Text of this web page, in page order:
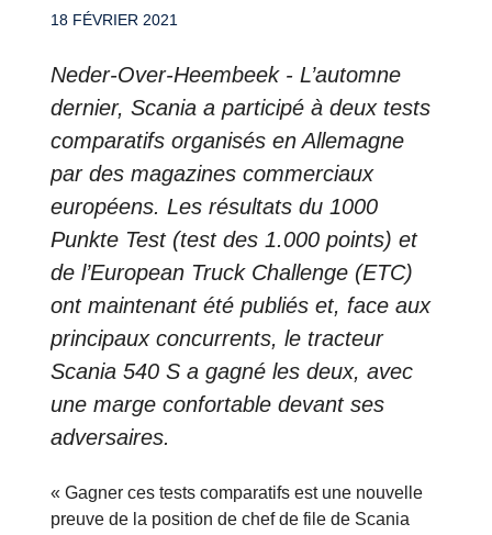
18 FÉVRIER 2021
Neder-Over-Heembeek - L’automne
dernier, Scania a participé à deux tests
comparatifs organisés en Allemagne
par des magazines commerciaux
européens. Les résultats du 1000
Punkte Test (test des 1.000 points) et
de l’European Truck Challenge (ETC)
ont maintenant été publiés et, face aux
principaux concurrents, le tracteur
Scania 540 S a gagné les deux, avec
une marge confortable devant ses
adversaires.
« Gagner ces tests comparatifs est une nouvelle
preuve de la position de chef de file de Scania